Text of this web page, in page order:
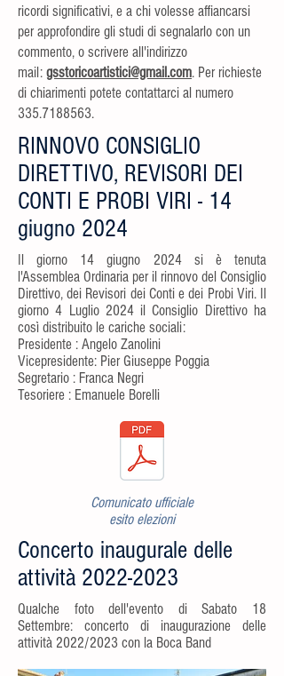
ricordi significativi, e a chi volesse affiancarsi
per approfondire gli studi di segnalarlo con un
commento, o scrivere all'indirizzo
mail: gsstoricoartistici@gmail.com. Per richieste
di chiarimenti potete contattarci al numero
335.7188563.
RINNOVO CONSIGLIO
DIRETTIVO, REVISORI DEI
CONTI E PROBI VIRI - 14
giugno 2024
Il giorno 14 giugno 2024 si è tenuta
l'Assemblea Ordinaria per il rinnovo del Consiglio
Direttivo, dei Revisori dei Conti e dei Probi Viri. Il
giorno 4 Luglio 2024 il Consiglio Direttivo ha
così distribuito le cariche sociali:
Presidente : Angelo Zanolini
Vicepresidente: Pier Giuseppe Poggia
Segretario : Franca Negri
Tesoriere : Emanuele Borelli
Comunicato ufficiale
esito elezioni
Concerto inaugurale delle
attività 2022-2023
Qualche foto dell'evento di Sabato 18
Settembre: concerto di inaugurazione delle
attività 2022/2023 con la Boca Band